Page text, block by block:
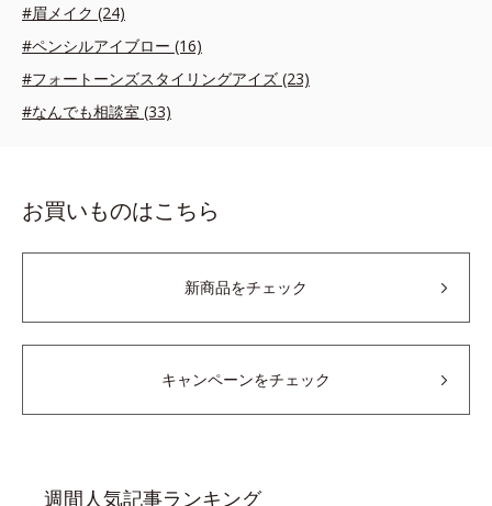
#眉メイク (24)
#ペンシルアイブロー (16)
#フォートーンズスタイリングアイズ (23)
#なんでも相談室 (33)
お買いものはこちら
新商品をチェック
キャンペーンをチェック
週間人気記事ランキング